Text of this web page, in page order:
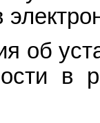
об
в